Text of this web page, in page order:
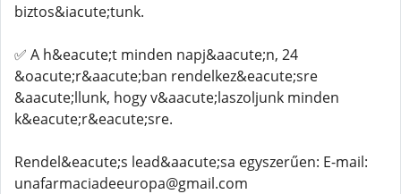
biztos&iacute;tunk.
✅ A h&eacute;t minden napj&aacute;n, 24
&oacute;r&aacute;ban rendelkez&eacute;sre
&aacute;llunk, hogy v&aacute;laszoljunk minden
k&eacute;r&eacute;sre.
Rendel&eacute;s lead&aacute;sa egyszerűen: E-mail:
unafarmaciadeeuropa@gmail.com